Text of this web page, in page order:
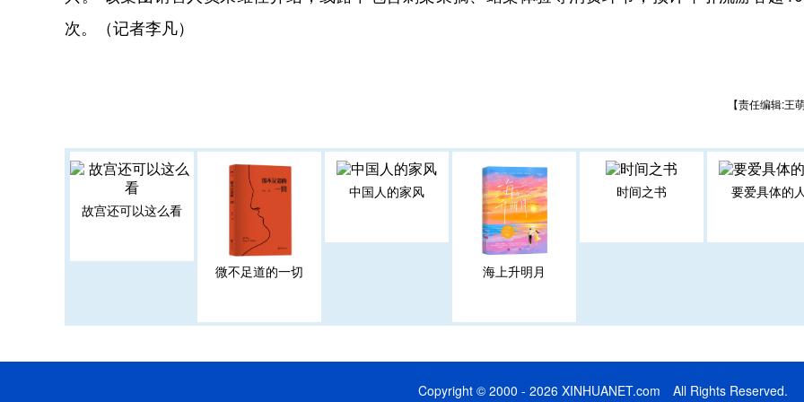
次。（记者李凡）
【责任编辑:王
故宫还可以这么看
微不足道的一切
中国人的家风
海上升明月
时间之书 要爱具体的人
Copyright © 2000 - 2026 XINHUANET.com All Rights Reserved.